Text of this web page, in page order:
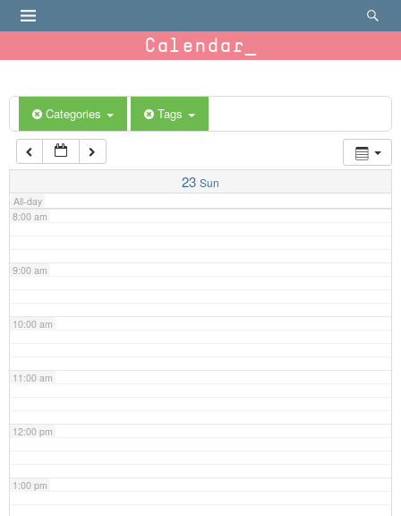
Calendar
Categories Tags
23 Sun
All-day
6:00 am
7:00 am
8:00 am
9:00 am
10:00 am
11:00 am
12:00 pm
1:00 pm